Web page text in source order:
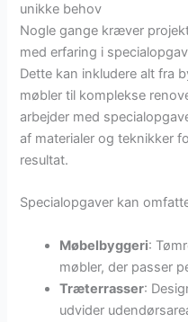
unikke behov
Nogle gange kræver
med erfaring i
Dette kan inkludere alt fra
møbler til komplekse
arbejder med
af materialer og teknikker
resultat.
Specialopgaver kan
Møbelbyggeri:
møbler, der passer
Træterrasser:
udvider